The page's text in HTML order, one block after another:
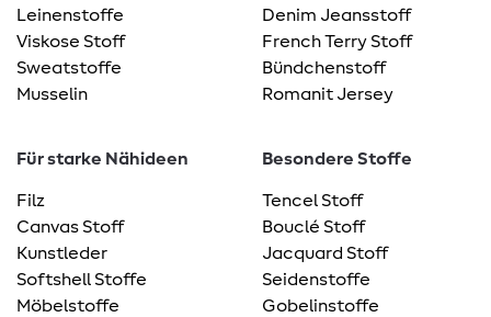
Leinenstoffe
Viskose Stoff
Sweatstoffe
Musselin
Denim Jeansstoff
French Terry Stoff
Bündchenstoff
Romanit Jersey
Für starke Nähideen
Filz
Canvas Stoff
Kunstleder
Softshell Stoffe
Möbelstoffe
Besondere Stoffe
Tencel Stoff
Bouclé Stoff
Jacquard Stoff
Seidenstoffe
Gobelinstoffe